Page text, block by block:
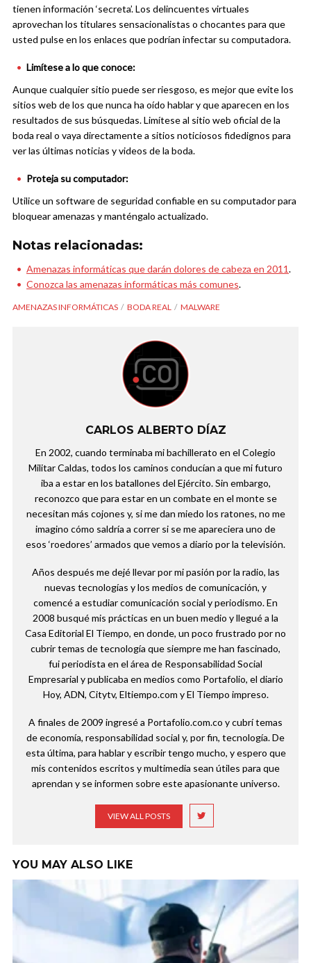
tienen información ‘secreta’. Los delincuentes virtuales
aprovechan los titulares sensacionalistas o chocantes para que
usted pulse en los enlaces que podrían infectar su computadora.
Limítese a lo que conoce:
Aunque cualquier sitio puede ser riesgoso, es mejor que evite los
sitios web de los que nunca ha oído hablar y que aparecen en los
resultados de sus búsquedas. Limítese al sitio web oficial de la
boda real o vaya directamente a sitios noticiosos fidedignos para
ver las últimas noticias y videos de la boda.
Proteja su computador:
Utilice un software de seguridad confiable en su computador para
bloquear amenazas y manténgalo actualizado.
Notas relacionadas:
Amenazas informáticas que darán dolores de cabeza en 2011.
Conozca las amenazas informáticas más comunes.
AMENAZAS INFORMÁTICAS BODA REAL MALWARE
CARLOS ALBERTO DÍAZ
En 2002, cuando terminaba mi bachillerato en el Colegio
Militar Caldas, todos los caminos conducían a que mi futuro
iba a estar en los batallones del Ejército. Sin embargo,
reconozco que para estar en un combate en el monte se
necesitan más cojones y, si me dan miedo los ratones, no me
imagino cómo saldría a correr si se me apareciera uno de
esos ‘roedores’ armados que vemos a diario por la televisión.
Años después me dejé llevar por mi pasión por la radio, las
nuevas tecnologías y los medios de comunicación, y
comencé a estudiar comunicación social y periodismo. En
2008 busqué mis prácticas en un buen medio y llegué a la
Casa Editorial El Tiempo, en donde, un poco frustrado por no
cubrir temas de tecnología que siempre me han fascinado,
fui periodista en el área de Responsabilidad Social
Empresarial y publicaba en medios como Portafolio, el diario
Hoy, ADN, Citytv, Eltiempo.com y El Tiempo impreso.
A finales de 2009 ingresé a Portafolio.com.co y cubrí temas
de economía, responsabilidad social y, por fin, tecnología. De
esta última, para hablar y escribir tengo mucho, y espero que
mis contenidos escritos y multimedia sean útiles para que
aprendan y se informen sobre este apasionante universo.
VIEW ALL POSTS
YOU MAY ALSO LIKE